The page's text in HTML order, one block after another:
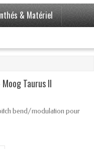
& Matériel
Taurus II
bend/modulation pour